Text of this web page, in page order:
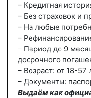
– Кредитная
– Без страховок и
– На любые
–
– Период до 9
досрочного
– Возраст: от 18-57
– Документы:
Выдаём как